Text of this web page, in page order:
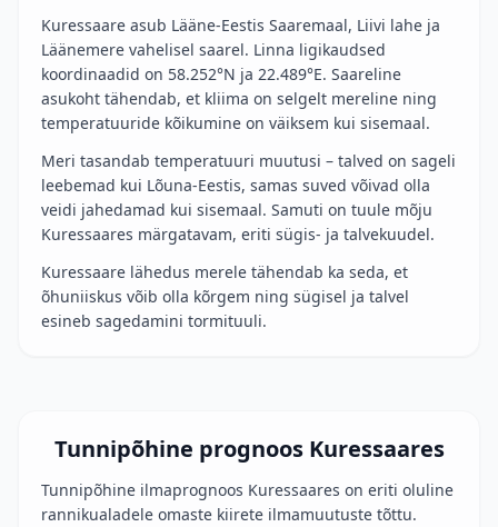
Kuressaare asub Lääne-Eestis Saaremaal, Liivi lahe ja
Läänemere vahelisel saarel. Linna ligikaudsed
koordinaadid on 58.252°N ja 22.489°E. Saareline
asukoht tähendab, et kliima on selgelt mereline ning
temperatuuride kõikumine on väiksem kui sisemaal.
Meri tasandab temperatuuri muutusi – talved on sageli
leebemad kui Lõuna-Eestis, samas suved võivad olla
veidi jahedamad kui sisemaal. Samuti on tuule mõju
Kuressaares märgatavam, eriti sügis- ja talvekuudel.
Kuressaare lähedus merele tähendab ka seda, et
õhuniiskus võib olla kõrgem ning sügisel ja talvel
esineb sagedamini tormituuli.
Tunnipõhine prognoos Kuressaares
Tunnipõhine ilmaprognoos Kuressaares on eriti oluline
rannikualadele omaste kiirete ilmamuutuste tõttu.